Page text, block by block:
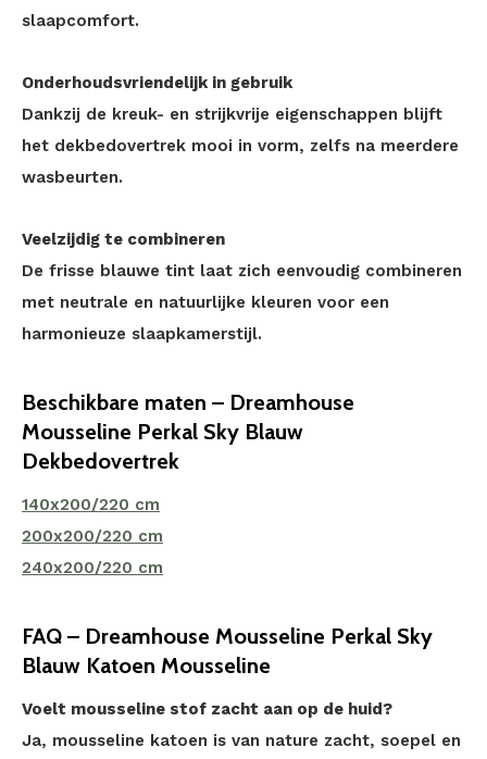
slaapcomfort.
Onderhoudsvriendelijk in gebruik
Dankzij de kreuk- en strijkvrije eigenschappen blijft
het dekbedovertrek mooi in vorm, zelfs na meerdere
wasbeurten.
Veelzijdig te combineren
De frisse blauwe tint laat zich eenvoudig combineren
met neutrale en natuurlijke kleuren voor een
harmonieuze slaapkamerstijl.
Beschikbare maten – Dreamhouse
Mousseline Perkal Sky Blauw
Dekbedovertrek
140x200/220 cm
200x200/220 cm
240x200/220 cm
FAQ – Dreamhouse Mousseline Perkal Sky
Blauw Katoen Mousseline
Voelt mousseline stof zacht aan op de huid?
Ja, mousseline katoen is van nature zacht, soepel en